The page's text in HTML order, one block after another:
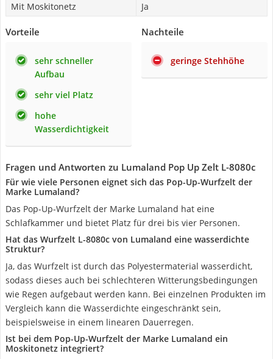
Mit Moskitonetz
Ja
Vorteile
sehr schneller
Aufbau
sehr viel Platz
hohe
Wasserdichtigkeit
Nachteile
geringe Stehhöhe
Fragen und Antworten zu Lumaland Pop Up Zelt ‎L-8080c
Für wie viele Personen eignet sich das Pop-Up-Wurfzelt der
Marke Lumaland?
Das Pop-Up-Wurfzelt der Marke Lumaland hat eine
Schlafkammer und bietet Platz für drei bis vier Personen.
Hat das Wurfzelt ‎L-8080c von Lumaland eine wasserdichte
Struktur?
Ja, das Wurfzelt ist durch das Polyestermaterial wasserdicht,
sodass dieses auch bei schlechteren Witterungsbedingungen
wie Regen aufgebaut werden kann. Bei einzelnen Produkten im
Vergleich kann die Wasserdichte eingeschränkt sein,
beispielsweise in einem linearen Dauerregen.
Ist bei dem Pop-Up-Wurfzelt der Marke Lumaland ein
Moskitonetz integriert?